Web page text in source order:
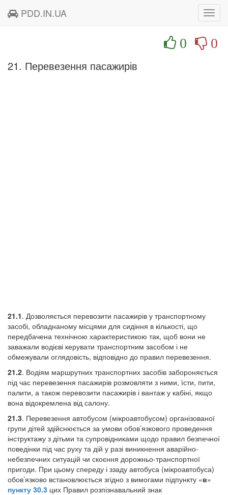
PDD.IN.UA
0 0
21. Перевезення пасажирів
21.1. Дозволяється перевозити пасажирів у транспортному
засобі, обладнаному місцями для сидіння в кількості, що
передбачена технічною характеристикою так, щоб вони не
заважали водієві керувати транспортним засобом і не
обмежували оглядовість, відповідно до правил перевезення.
21.2. Водіям маршрутних транспортних засобів забороняється
під час перевезення пасажирів розмовляти з ними, їсти, пити,
палити, а також перевозити пасажирів і вантаж у кабіні, якщо
вона відокремлена від салону.
21.3. Перевезення автобусом (мікроавтобусом) організованої
групи дітей здійснюється за умови обов’язкового проведення
інструктажу з дітьми та супровідниками щодо правил безпечної
поведінки під час руху та дій у разі виникнення аварійно-
небезпечних ситуацій чи скоєння дорожньо-транспортної
пригоди. При цьому спереду і ззаду автобуса (мікроавтобуса)
обов’язково встановлюється згідно з вимогами підпункту «в»
пункту 30.3 цих Правил розпізнавальний знак